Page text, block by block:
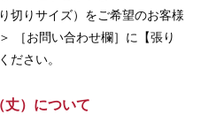
切りサイズ）をご希望のお客様
［お問い合わせ欄］に【張り
ださい。
丈）について